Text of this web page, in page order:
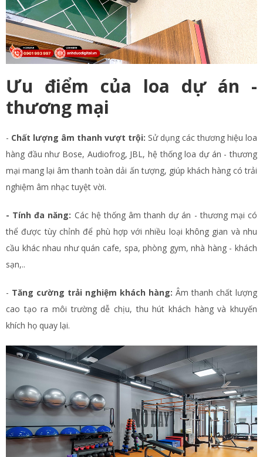
Ưu điểm của loa dự án -
thương mại
- Chất lượng âm thanh vượt trội: Sử dụng các thương hiệu loa
hàng đầu như Bose, Audiofrog, JBL, hệ thống loa dự án - thương
mại mang lại âm thanh toàn dải ấn tượng, giúp khách hàng có trải
nghiệm âm nhạc tuyệt vời.
- Tính đa năng: Các hệ thống âm thanh dự án - thương mại có
thể được tùy chỉnh để phù hợp với nhiều loại không gian và nhu
cầu khác nhau như quán cafe, spa, phòng gym, nhà hàng - khách
sạn,..
- Tăng cường trải nghiệm khách hàng: Âm thanh chất lượng
cao tạo ra môi trường dễ chịu, thu hút khách hàng và khuyến
khích họ quay lại.